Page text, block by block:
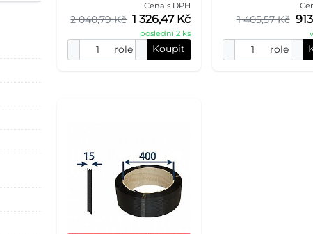
Cena s DPH
2 040,79 Kč 1 326,47 Kč
poslední 2 ks
role Koupit
1 405,57 Kč
role